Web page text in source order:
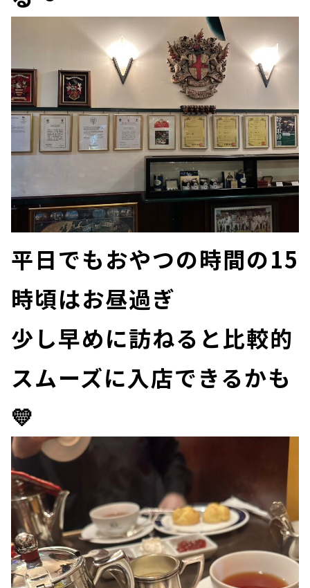
平日でもおやつの時間の15
時頃はお昼過ぎ
少し早めに訪ねると比較的
スムーズに入店できるかも
💛